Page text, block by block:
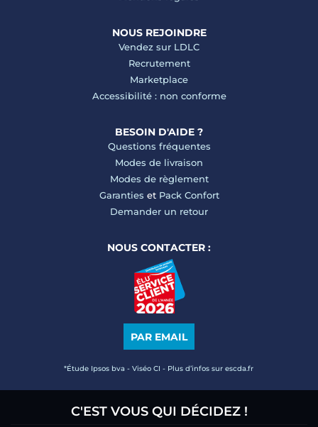
NOUS REJOINDRE
Vendez sur LDLC
Recrutement
Marketplace
Accessibilité : non conforme
BESOIN D'AIDE ?
Questions fréquentes
Modes de livraison
Modes de règlement
Garanties et Pack Confort
Demander un retour
NOUS CONTACTER :
PAR EMAIL
*Étude Ipsos bva - Viséo CI - Plus d’infos sur escda.fr
C'EST VOUS QUI DÉCIDEZ !